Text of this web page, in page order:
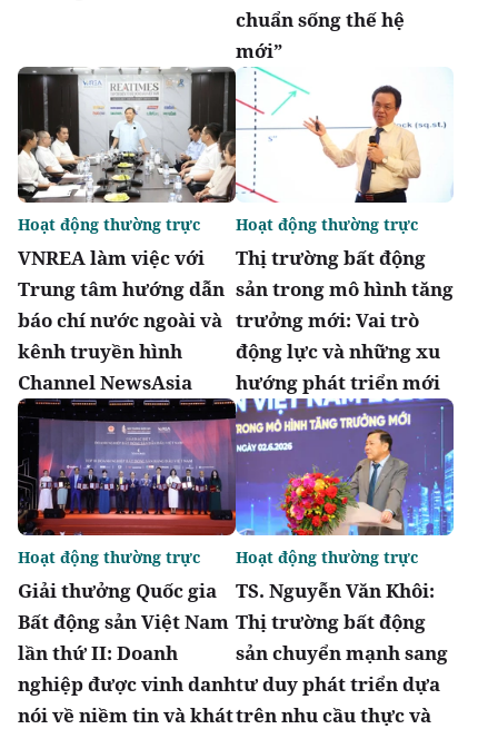
chuẩn sống thế hệ
mới”
VNREA làm việc với
Trung tâm hướng dẫn
báo chí nước ngoài và
kênh truyền hình
Channel NewsAsia
Hoạt động thường trực
Thị trường bất động
sản trong mô hình tăng
trưởng mới: Vai trò
động lực và những xu
hướng phát triển mới
Hoạt động thường trực
Giải thưởng Quốc gia
Bất động sản Việt Nam
lần thứ II: Doanh
nghiệp được vinh danh
nói về niềm tin và khát
Hoạt động thường trực
TS. Nguyễn Văn Khôi:
Thị trường bất động
sản chuyển mạnh sang
tư duy phát triển dựa
trên nhu cầu thực và
Hoạt động thường trực